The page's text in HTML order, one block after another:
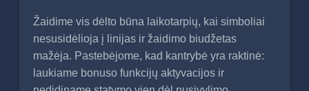
Žaidime vis dėlto būna laikotarpių, kai simboliai
nesusidėlioja į linijas ir žaidimo biudžetas
mažėja. Pastebėjome, kad kantrybė yra raktinė:
laukiame bonuso funkcijų aktyvacijos ir